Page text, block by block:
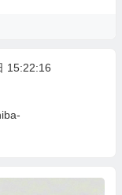
15:22:16